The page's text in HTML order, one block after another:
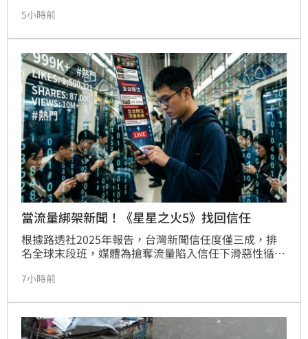
為了領取政府補助，非真實經營。該網友透過截圖造
告，強調自己從未領取政黨或政府補助，全靠青年貸款
創業，決心揪出造謠者並求償到底，絕不和解，以維護
商譽與心血。
5小時前
當流量綁架新聞！《星星之火5》找回信任
根據路透社2025年報告，台灣新聞信任度僅三成，排
名全球末段班，媒體為搶奪流量陷入信任下滑惡性循
討廣告主如何成為翻轉產業的關鍵推手，透過連結品牌
銷預算轉化為守護社會信任的選票。
7小時前